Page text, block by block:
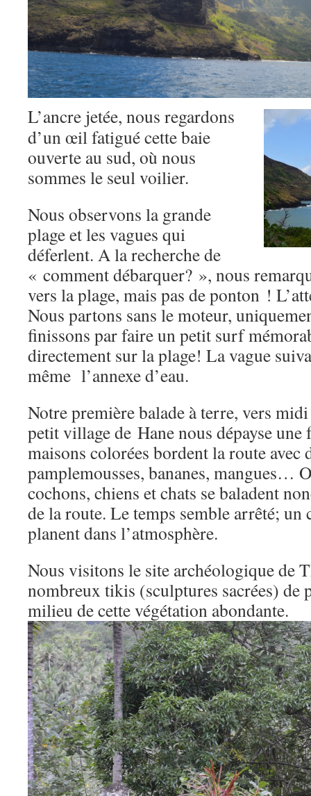
L’ancre jetée, nous regardons
d’un œil fatigué cette baie
ouverte au sud, où nous
sommes le seul voilier.
Nous observons la grande
plage et les vagues qui
déferlent. A la recherche de
« comment débarquer? », nous
vers la plage, mais pas de ponton !
Nous partons sans le moteur,
finissons par faire un petit surf
directement sur la plage! La vague
même l’annexe d’eau.
Notre première balade à terre, vers
petit village de Hane nous dépayse une
maisons colorées bordent la route avec
pamplemousses, bananes, mangues…
cochons, chiens et chats se baladent
de la route. Le temps semble arrêté;
planent dans l’atmosphère.
Nous visitons le site archéologique de
nombreux tikis (sculptures sacrées) de
milieu de cette végétation abondante.